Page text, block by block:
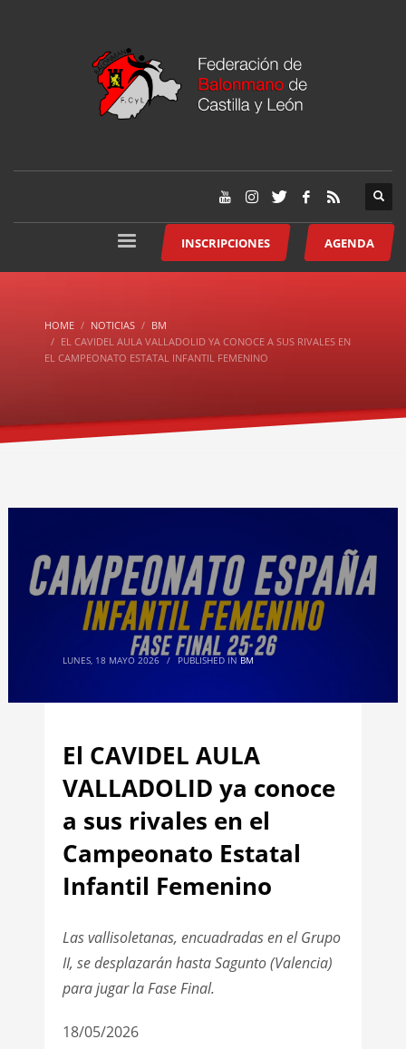
INSCRIPCIONES AGENDA
HOME NOTICIAS
BM
EL CAVIDEL AULA VALLADOLID YA CONOCE A SUS RIVALES EN
EL CAMPEONATO ESTATAL INFANTIL FEMENINO
LUNES, 18 MAYO 2026 / PUBLISHED IN BM
El CAVIDEL AULA
VALLADOLID ya conoce
a sus rivales en el
Campeonato Estatal
Infantil Femenino
Las vallisoletanas, encuadradas en el Grupo
II, se desplazarán hasta Sagunto (Valencia)
para jugar la Fase Final.
18/05/2026